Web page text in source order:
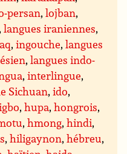
persan,lojban,
,langues iraniennes,
,ingouche,langues
,langues indo-
,interlingue,
Sichuan,ido,
,hupa,hongrois,
,hmong,hindi,
,hiligaynon,hébreu,